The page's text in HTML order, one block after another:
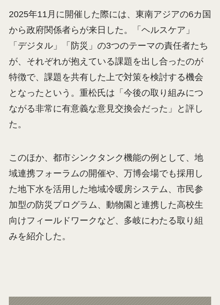
2025年11月に開催した際には、東南アジアの6カ国
から政府関係者らが来日した。「ヘルスケア」
「デジタル」「防災」の3つのテーマの責任者たち
が、それぞれが抱えている課題を出し合ったのが
特徴で、課題を共有した上で対策を検討する機会
となったという。重松氏は「今後の取り組みにつ
ながる非常に有意義な意見交換会だった」と評し
た。
このほか、都市シンクタンク機能の例として、地
域連携フォーラムの開催や、万博会場でも採用し
た地下水を活用した地域冷暖房システム、市民参
加型の防災プログラム、動物園と連携した高校生
向けフィールドワークなど、多岐にわたる取り組
みを紹介した。